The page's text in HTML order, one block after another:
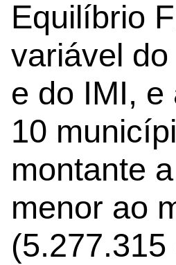
Equilíbrio
variável
e do IMI,
10
montante
menor ao
(5.277.315